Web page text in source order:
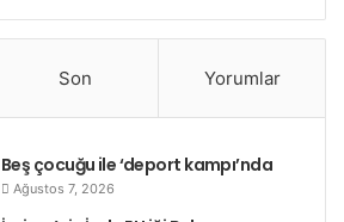
Son Yorumlar
Beş çocuğu ile ‘deport kampı’nda
Ağustos 7, 2026